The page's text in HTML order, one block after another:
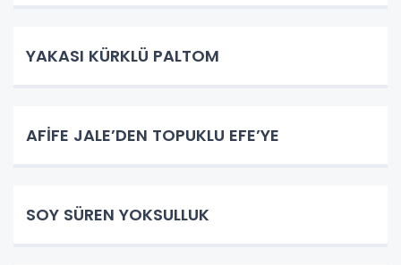
YAKASI KÜRKLÜ PALTOM
AFİFE JALE’DEN TOPUKLU EFE’YE
SOY SÜREN YOKSULLUK